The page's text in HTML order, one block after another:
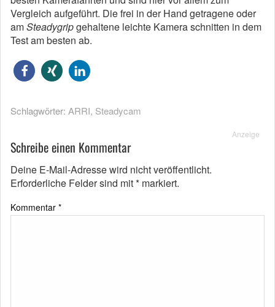
Vergleich aufgeführt. Die frei in der Hand getragene oder
amSteadygripgehaltene leichte Kamera schnitten in dem
Test am besten ab.
Schlagwörter: ARRI, Steadycam
Anzeige
Schreibe einen Kommentar
Deine E-Mail-Adresse wird nicht veröffentlicht.
Erforderliche Felder sind mit* markiert.
Kommentar *